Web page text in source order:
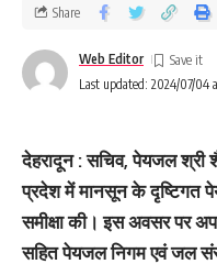
Last updated: 2024/07/04
Web Editor
Share
देहरादून : सचिव, पेयजल श्री
प्रदेश में मानसून के दृष्टिगत
समीक्षा की। इस अवसर पर
सहित पेयजल निगम एवं जल